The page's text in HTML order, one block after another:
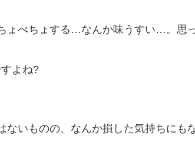
ょべちょする…なんか味うすい…。思
よね?
ないものの、なんか損した気持ちにも